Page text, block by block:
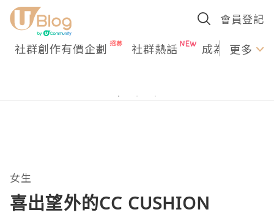
會員登記
社群創作有價企劃 社群熱話 成為U更多
女生
喜出望外的CC CUSHION